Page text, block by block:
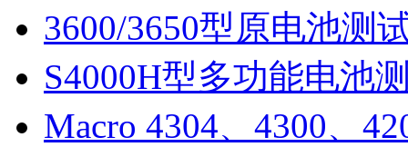
3600/3650型原电池测
S4000H型多功能电池
Macro 4304、4300、